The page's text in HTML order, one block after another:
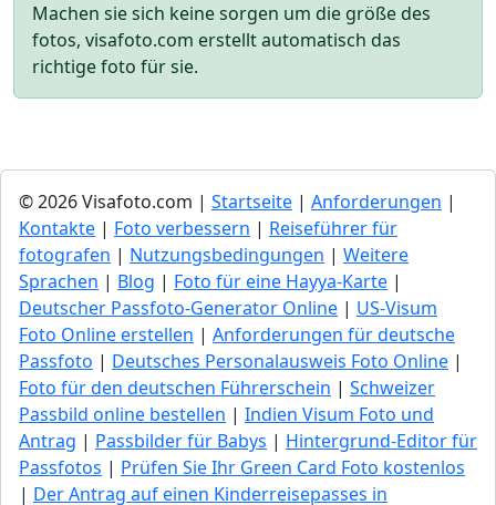
Machen sie sich keine sorgen um die größe des
fotos, visafoto.com erstellt automatisch das
richtige foto für sie.
© 2026 Visafoto.com | Startseite | Anforderungen |
Kontakte | Foto verbessern | Reiseführer für
fotografen | Nutzungsbedingungen | Weitere
Sprachen | Blog | Foto für eine Hayya-Karte |
Deutscher Passfoto-Generator Online | US-Visum
Foto Online erstellen | Anforderungen für deutsche
Passfoto | Deutsches Personalausweis Foto Online |
Foto für den deutschen Führerschein | Schweizer
Passbild online bestellen | Indien Visum Foto und
Antrag | Passbilder für Babys | Hintergrund-Editor für
Passfotos | Prüfen Sie Ihr Green Сard Foto kostenlos
| Der Antrag auf einen Kinderreisepasses in